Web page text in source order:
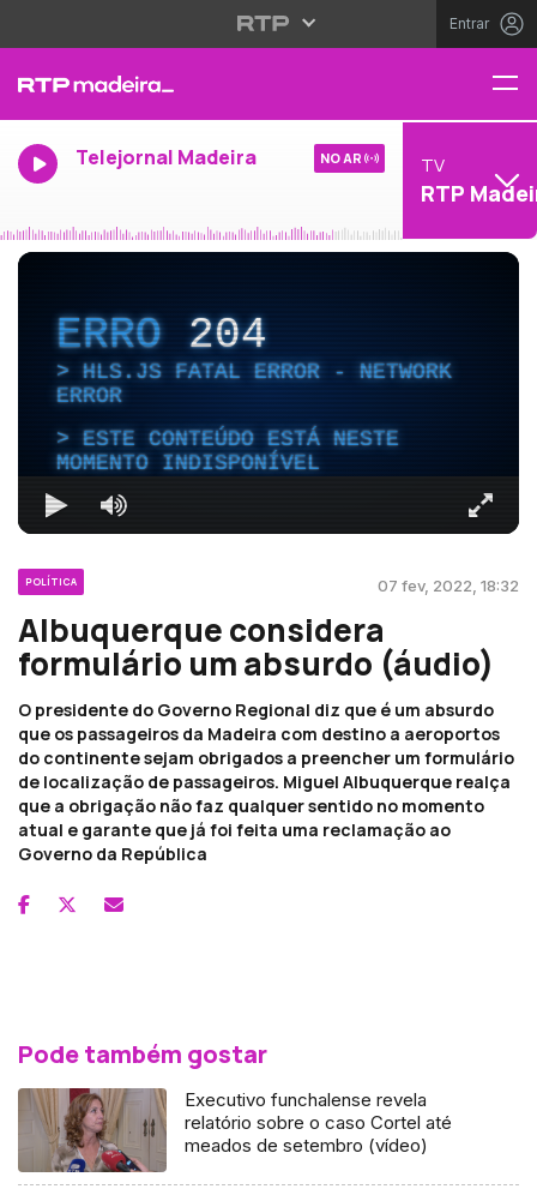
Entrar
Telejornal Madeira NO AR TV
RTP
ERRO204
HLS.JS FATAL ERROR - NETWORK
ERROR
ESTE CONTEÚDO ESTÁ NESTE
MOMENTO INDISPONÍVEL
POLÍTICA 07 fev, 2022, 18:32
Albuquerque considera
formulário um absurdo (áudio)
O presidente do Governo Regional diz que é um absurdo
que os passageiros da Madeira com destino a aeroportos
do continente sejam obrigados a preencher um formulário
de localização de passageiros. Miguel Albuquerque realça
que a obrigação não faz qualquer sentido no momento
atual e garante que já foi feita uma reclamação ao
Governo da República
Pode também gostar
Executivo funchalense revela
relatório sobre o caso Cortel até
meados de setembro (vídeo)